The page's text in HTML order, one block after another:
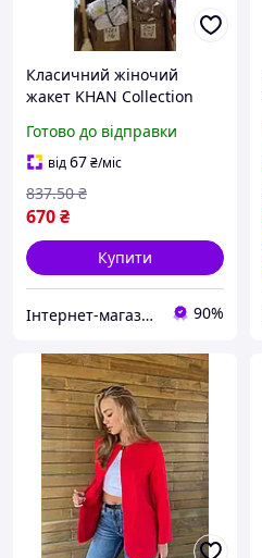
Класичний жіночий
жакет KHAN Collection
сучасним дизайном і
приталеним силуетом 3/4
рукави
Готово до відправки
від67₴/міс
670₴
837.50 ₴
Купити
Інтернет-магазин Clothes-Mall 90%